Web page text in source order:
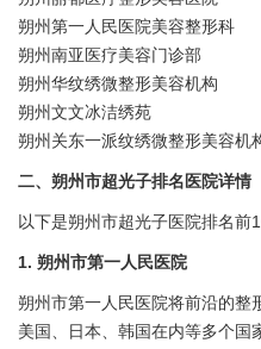
朔州第一人民医院美容整形科
朔州南亚医疗美容门诊部
朔州华纹绣微整形美容机构
朔州文文冰洁绣苑
朔州关东一派纹绣微整形美容机
二、朔州市超光子排名医院详情
以下是朔州市超光子医院排名前
1. 朔州市第一人民医院
朔州市第一人民医院将前沿的整
美国、日本、韩国在内等多个国